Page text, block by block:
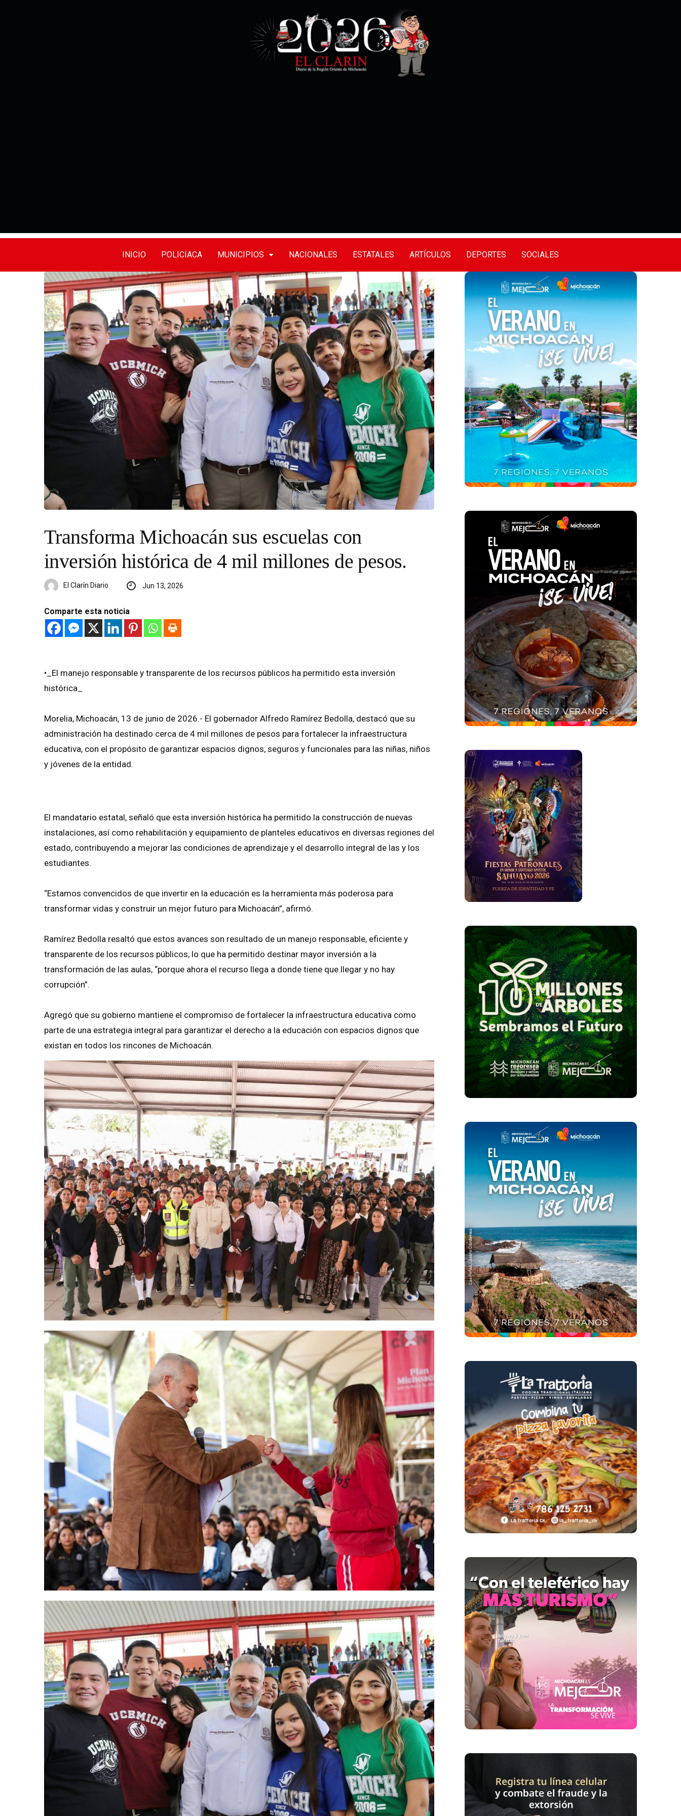
INICIO POLICIACA MUNICIPIOS NACIONALES ESTATALES ARTÍCULOS DEPORTES SOCIALES
Transforma Michoacán sus escuelas con
inversión histórica de 4 mil millones de pesos.
El Clarín Diario Jun 13, 2026
Comparte esta noticia
•_El manejo responsable y transparente de los recursos públicos ha permitido esta inversión
histórica_
Morelia, Michoacán, 13 de junio de 2026.- El gobernador Alfredo Ramírez Bedolla, destacó que su
administración ha destinado cerca de 4 mil millones de pesos para fortalecer la infraestructura
educativa, con el propósito de garantizar espacios dignos, seguros y funcionales para las niñas, niños
y jóvenes de la entidad.
El mandatario estatal, señaló que esta inversión histórica ha permitido la construcción de nuevas
instalaciones, así como rehabilitación y equipamiento de planteles educativos en diversas regiones del
estado, contribuyendo a mejorar las condiciones de aprendizaje y el desarrollo integral de las y los
estudiantes.
“Estamos convencidos de que invertir en la educación es la herramienta más poderosa para
transformar vidas y construir un mejor futuro para Michoacán”, afirmó.
Ramírez Bedolla resaltó que estos avances son resultado de un manejo responsable, eficiente y
transparente de los recursos públicos, lo que ha permitido destinar mayor inversión a la
transformación de las aulas, “porque ahora el recurso llega a donde tiene que llegar y no hay
corrupción”.
Agregó que su gobierno mantiene el compromiso de fortalecer la infraestructura educativa como
parte de una estrategia integral para garantizar el derecho a la educación con espacios dignos que
existan en todos los rincones de Michoacán.